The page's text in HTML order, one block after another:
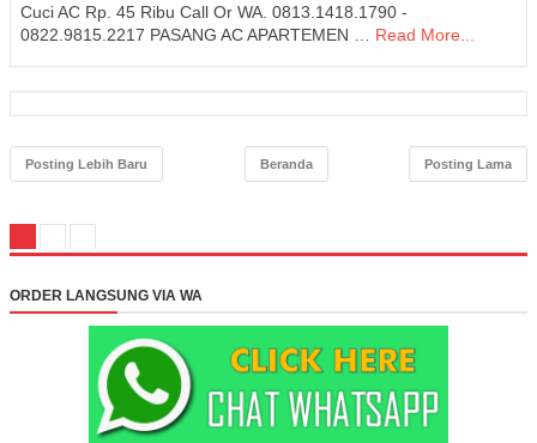
Cuci AC Rp. 45 Ribu Call Or WA. 0813.1418.1790 -
0822.9815.2217 PASANG AC APARTEMEN …
Read More...
Posting Lebih Baru Posting Lama
Beranda
ORDER LANGSUNG VIA WA